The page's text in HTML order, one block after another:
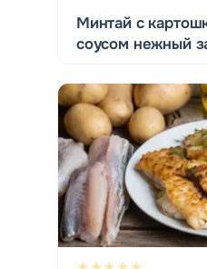
Минтай с
соусом нежный